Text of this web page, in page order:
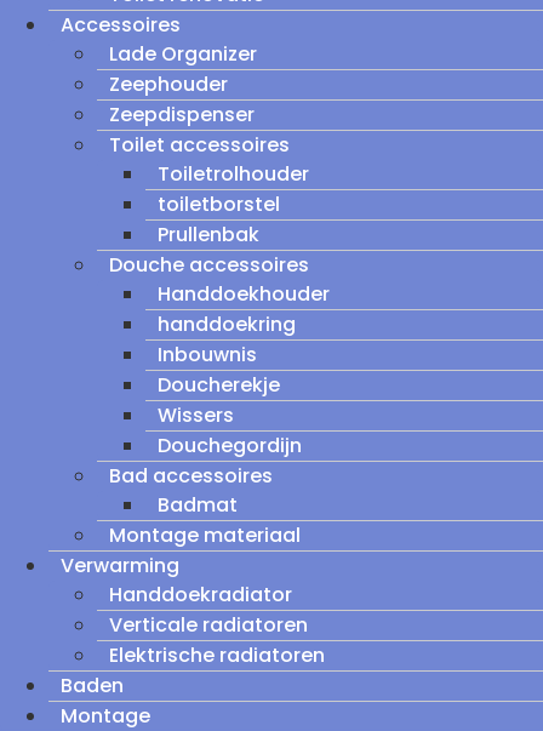
Accessoires
Lade Organizer
Zeephouder
Zeepdispenser
Toilet accessoires
Toiletrolhouder
toiletborstel
Prullenbak
Douche accessoires
Handdoekhouder
handdoekring
Inbouwnis
Doucherekje
Wissers
Douchegordijn
Bad accessoires
Badmat
Montage materiaal
Verwarming
Handdoekradiator
Verticale radiatoren
Elektrische radiatoren
Baden
Montage